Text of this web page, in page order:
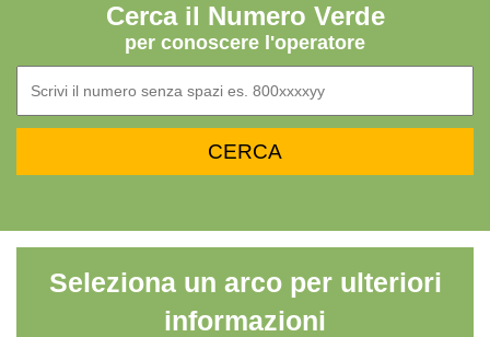
Cerca il Numero Verde
per conoscere l'operatore
Seleziona un arco per ulteriori
informazioni